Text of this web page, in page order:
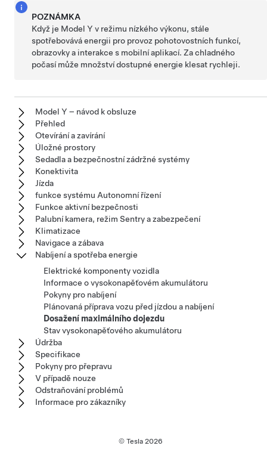
POZNÁMKA
Když je Model Y v režimu nízkého výkonu, stále
spotřebovává energii pro provoz pohotovostních funkcí,
obrazovky a interakce s mobilní aplikací. Za chladného
počasí může množství dostupné energie klesat rychleji.
Model Y – návod k obsluze
Přehled
Otevírání a zavírání
Úložné prostory
Sedadla a bezpečnostní zádržné systémy
Konektivita
Jízda
funkce systému Autonomní řízení
Funkce aktivní bezpečnosti
Palubní kamera, režim Sentry a zabezpečení
Klimatizace
Navigace a zábava
Nabíjení a spotřeba energie
Elektrické komponenty vozidla
Informace o vysokonapěťovém akumulátoru
Pokyny pro nabíjení
Plánovaná příprava vozu před jízdou a nabíjení
Dosažení maximálního dojezdu
Stav vysokonapěťového akumulátoru
Údržba
Specifikace
Pokyny pro přepravu
V případě nouze
Odstraňování problémů
Informace pro zákazníky
© Tesla 2026